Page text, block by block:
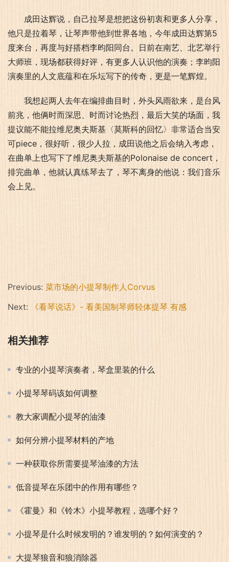
成田达辉说，自己拉琴是想把这份初衷和更多人分享，
他只是拉着琴，让琴声带他到世界各地，今年成田达辉第5
度来台，再度与好搭档李昀阳同台。日前在南艺、北艺举行
大师班，现场都获得好评，有更多人认识他的演奏；李昀阳
演奏里的人文底蕴和在乐坛写下的传奇，更是一笔辉煌。
我想起两人去年在编排曲目时，外头风雨欲来，是台风
前兆，他俩时而深思、时而讨论热烈，最后大笑的场面，我
提议能不能拉维尼奥夫斯基〈莫斯科的回忆〉非常适合当安
可piece，很好听，很少人拉，成田说他之后会纳入考虑，
在曲单上也写下了维尼奥夫斯基的Polonaise de concert，
排完曲单，他就认真练琴去了，琴不离身的他说：我们音乐
会上见。
Previous: 菜市场的小提琴制作人Corvus
Next:
《看琴说话》- 看美国制琴师轻体提琴 有感
相关推荐
专业的小提琴演奏者，琴盒里装的什么
小提琴琴码该如何调整
教大家调配小提琴的油漆
如何分辨小提琴材料的产地
一种获取你所需要提琴油漆的方法
低音提琴在乐团中的作用有哪些？
《霍曼》和《铃木》小提琴教程，选哪个好？
小提琴是什么时候发明的？谁发明的？如何演变的？
大提琴狼音和狼消除器